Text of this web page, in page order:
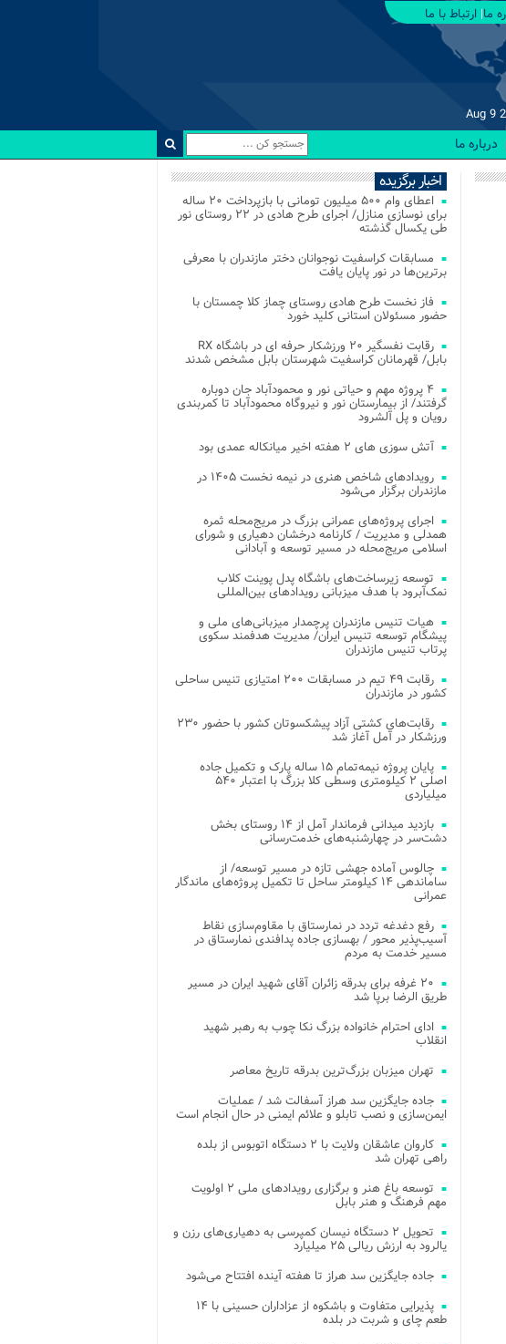
ما ارتباط با ما
Aug 9
درباره ما
اخبار برگزیده
اعطای وام ۵۰۰ میلیون تومانی با بازپرداخت ۲۰ ساله
برای نوسازی منازل/ اجرای طرح هادی در ۲۲ روستای نور
طی یکسال گذشته
مسابقات کراسفیت نوجوانان دختر مازندران با معرفی
برترین‌ها در نور پایان یافت
فاز نخست طرح هادی روستای چماز کلا چمستان با
حضور مسئولان استانی کلید خورد
رقابت نفسگیر ۲۰ ورزشکار حرفه ای در باشگاه RX
بابل/ قهرمانان کراسفیت شهرستان بابل مشخص شدند
۴ پروژه مهم و حیاتی نور و محمودآباد جان دوباره
گرفتند/ از بیمارستان نور و نیروگاه محمودآباد تا کمربندی
رویان و پل آلشرود
آتش‌ سوزی‌ های ۲ هفته اخیر میانکاله عمدی بود
رویدادهای شاخص هنری در نیمه نخست ۱۴۰۵ در
مازندران برگزار می‌شود
اجرای پروژه‌های عمرانی بزرگ در مریج‌محله ثمره
همدلی و مدیریت / کارنامه درخشان دهیاری و شورای
اسلامی مریج‌محله در مسیر توسعه و آبادانی
توسعه زیرساخت‌های باشگاه پدل پوینت کلاب
نمک‌آبرود با هدف میزبانی رویدادهای بین‌المللی
هیات تنیس مازندران پرچمدار میزبانی‌های ملی و
پیشگام توسعه تنیس ایران/ مدیریت هدفمند سکوی
پرتاب تنیس مازندران
رقابت ۴۹ تیم در مسابقات ۲۰۰ امتیازی تنیس ساحلی
کشور در مازندران
رقابت‌های کشتی آزاد پیشکسوتان کشور با حضور ۲۳۰
ورزشکار در آمل آغاز شد
پایان پروژه نیمه‌تمام ۱۵ ساله پارک و تکمیل جاده
اصلی ۲ کیلومتری وسطی کلا بزرگ با اعتبار ۵۴۰
میلیاردی
بازدید میدانی فرماندار آمل از ۱۴ روستای بخش
دشت‌سر در چهارشنبه‌های خدمت‌رسانی
چالوس آماده جهشی تازه در مسیر توسعه/ از
ساماندهی ۱۴ کیلومتر ساحل تا تکمیل پروژه‌های ماندگار
عمرانی
رفع دغدغه تردد در نمارستاق با مقاوم‌سازی نقاط
آسیب‌پذیر محور / بهسازی جاده پدافندی نمارستاق در
مسیر خدمت به مردم
۲۰ غرفه برای بدرقه زائران آقای شهید ایران در مسیر
طریق الرضا برپا شد
ادای احترام خانواده بزرگ نکا چوب به رهبر شهید
انقلاب
تهران میزبان بزرگ‌ترین بدرقه تاریخ معاصر
جاده جایگزین سد هراز آسفالت شد / عملیات
ایمن‌سازی و نصب تابلو و علائم ایمنی در حال انجام است
کاروان عاشقان ولایت با ۲ دستگاه اتوبوس از بلده
راهی تهران شد
توسعه باغ هنر و برگزاری رویدادهای ملی ۲ اولویت
مهم فرهنگ و هنر بابل
تحویل ۲ دستگاه نیسان کمپرسی به دهیاری‌های رزن و
یالرود به ارزش ریالی ۲۵ میلیارد
جاده جایگزین سد هراز تا هفته آینده افتتاح می‌شود
پذیرایی متفاوت و باشکوه از عزاداران حسینی با ۱۴
طعم چای و شربت در بلده